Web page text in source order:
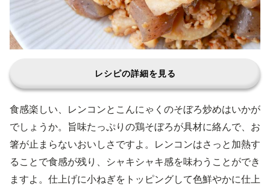
レシピの詳細を見る
食感楽しい、レンコンとこんにゃくのそぼろ炒めはいかが
でしょうか。旨味たっぷりの鶏そぼろが具材に絡んで、お
箸が止まらないおいしさですよ。レンコンはさっと加熱す
ることで食感が残り、シャキシャキ感を味わうことができ
ますよ。仕上げに小ねぎをトッピングして色鮮やかに仕上